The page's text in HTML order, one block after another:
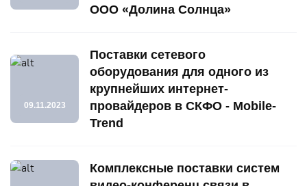
ООО «Долина Солнца»
09.11.2023
Поставки сетевого
оборудования для одного из
крупнейших интернет-
провайдеров в СКФО - Mobile-
Trend
Комплексные поставки систем